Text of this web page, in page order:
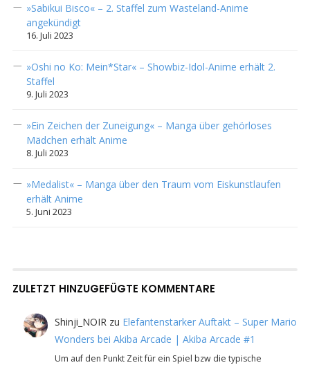
»Sabikui Bisco« – 2. Staffel zum Wasteland-Anime
angekündigt
16. Juli 2023
»Oshi no Ko: Mein*Star« – Showbiz-Idol-Anime erhält 2.
Staffel
9. Juli 2023
»Ein Zeichen der Zuneigung« – Manga über gehörloses
Mädchen erhält Anime
8. Juli 2023
»Medalist« – Manga über den Traum vom Eiskunstlaufen
erhält Anime
5. Juni 2023
ZULETZT HINZUGEFÜGTE KOMMENTARE
Shinji_NOIR zu Elefantenstarker Auftakt – Super Mario
Wonders bei Akiba Arcade | Akiba Arcade #1
Um auf den Punkt Zeit für ein Spiel bzw die typische